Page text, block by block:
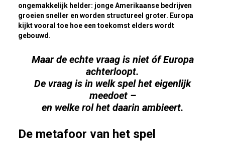
ongemakkelijk helder: jonge Amerikaanse bedrijven
groeien sneller en worden structureel groter. Europa
kijkt vooral toe hoe een toekomst elders wordt
gebouwd.
Maar de echte vraag is niet óf Europa
achterloopt.
De vraag is in welk spel het eigenlijk
meedoet –
en welke rol het daarin ambieert.
De metafoor van het spel